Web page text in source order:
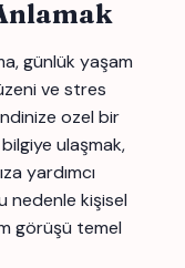
günlük yaşam
ve stres
ozel bir
ulaşmak,
yardımcı
nedenle kişisel
görüşü temel